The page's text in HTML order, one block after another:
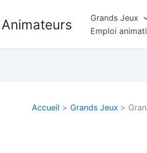
Grands Jeux
Emploi
Accueil Grands Jeux